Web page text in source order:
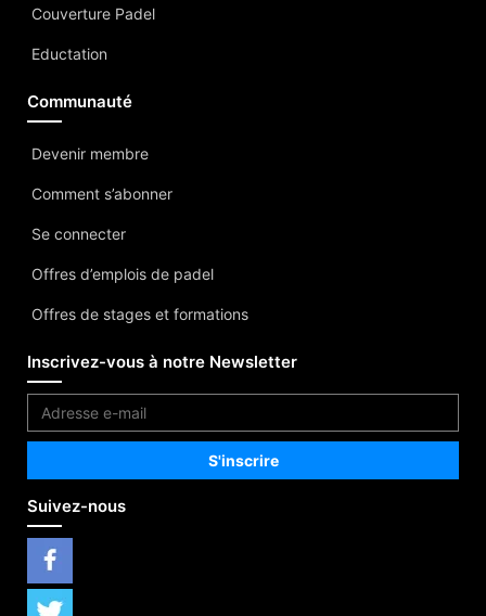
Couverture Padel
Eductation
Communauté
Devenir membre
Comment s’abonner
Se connecter
Offres d’emplois de padel
Offres de stages et formations
Inscrivez-vous à notre Newsletter
Suivez-nous